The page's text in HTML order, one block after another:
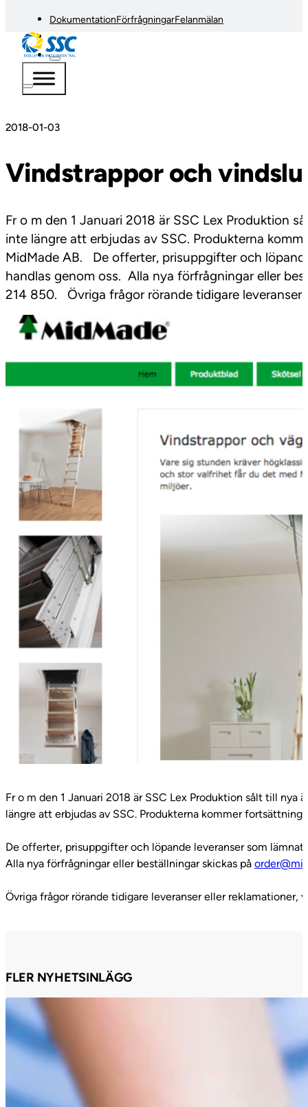
DokumentationFörfrågningarFelanmälan
2018-01-03
Vindstrappor och
Fr o m den 1 Januari 2018 är SSC Lex Produktion
inte längre att erbjudas av SSC. Produkterna
MidMade AB. De offerter, prisuppgifter och
handlas genom oss. Alla nya förfrågningar eller
214 850. Övriga frågor rörande tidigare leveranser
Fr o m den 1 Januari 2018 är SSC Lex Produktion sålt till
längre att erbjudas av SSC. Produkterna kommer
De offerter, prisuppgifter och löpande leveranser som
Alla nya förfrågningar eller beställningar skickas på
Övriga frågor rörande tidigare leveranser eller reklamationer,
FLER NYHETSINLÄGG